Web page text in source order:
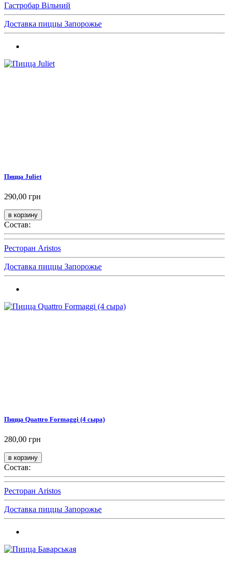
Гастробар Вільний
Доставка пиццы Запорожье
Пицца Juliet
290,00 грн
Состав:
Ресторан Aristos
Доставка пиццы Запорожье
Пицца Quattro Formaggi (4 сыра)
280,00 грн
Состав:
Ресторан Aristos
Доставка пиццы Запорожье